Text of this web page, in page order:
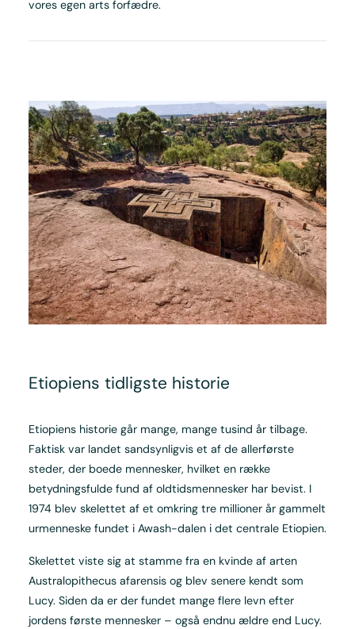
vores egen arts forfædre.
Etiopiens tidligste historie
Etiopiens historie går mange, mange tusind år tilbage.
Faktisk var landet sandsynligvis et af de allerførste
steder, der boede mennesker, hvilket en række
betydningsfulde fund af oldtidsmennesker har bevist. I
1974 blev skelettet af et omkring tre millioner år gammelt
urmenneske fundet i Awash-dalen i det centrale Etiopien.
Skelettet viste sig at stamme fra en kvinde af arten
Australopithecus afarensis og blev senere kendt som
Lucy. Siden da er der fundet mange flere levn efter
jordens første mennesker – også endnu ældre end Lucy.